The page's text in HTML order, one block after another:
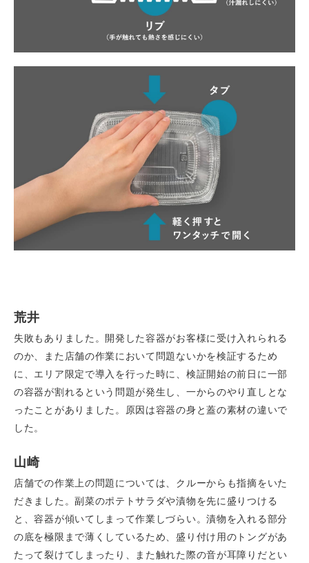
荒井
失敗もありました。開発した容器がお客様に受け入れられる
のか、また店舗の作業において問題ないかを検証するため
に、エリア限定で導入を行った時に、検証開始の前日に一部
の容器が割れるという問題が発生し、一からのやり直しとな
ったことがありました。原因は容器の身と蓋の素材の違いで
した。
山崎
店舗での作業上の問題については、クルーからも指摘をいた
だきました。副菜のポテトサラダや漬物を先に盛りつける
と、容器が傾いてしまって作業しづらい。漬物を入れる部分
の底を極限まで薄くしているため、盛り付け用のトングがあ
たって裂けてしまったり、また触れた際の音が耳障りだとい